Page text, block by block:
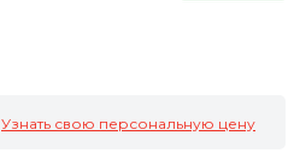
Узнать свою персональную цену